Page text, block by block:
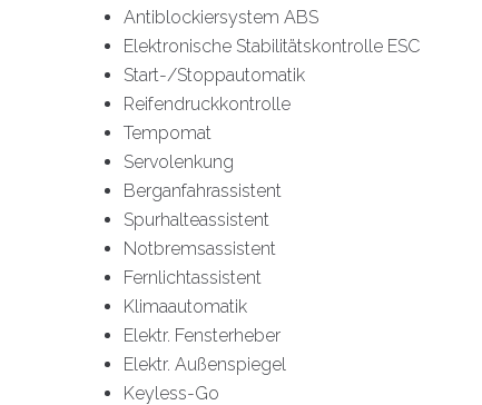
Antiblockiersystem ABS
Elektronische Stabilitätskontrolle ESC
Start-/Stoppautomatik
Reifendruckkontrolle
Tempomat
Servolenkung
Berganfahrassistent
Spurhalteassistent
Notbremsassistent
Fernlichtassistent
Klimaautomatik
Elektr. Fensterheber
Elektr. Außenspiegel
Keyless-Go